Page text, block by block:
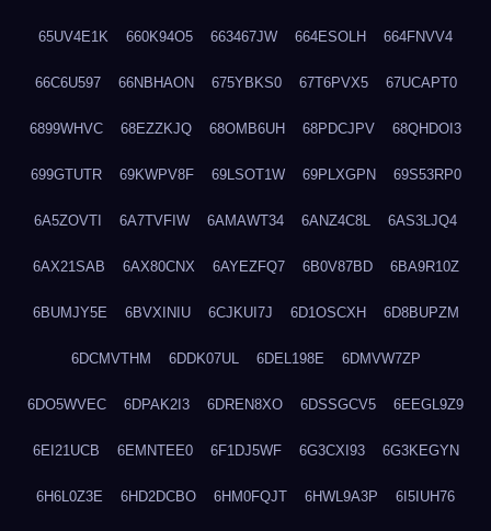
65UV4E1K 660K94O5 663467JW 664ESOLH 664FNVV4
66C6U597 66NBHAON 675YBKS0 67T6PVX5 67UCAPT0
6899WHVC 68EZZKJQ 68OMB6UH 68PDCJPV 68QHDOI3
699GTUTR 69KWPV8F 69LSOT1W 69PLXGPN 69S53RP0
6A5ZOVTI 6A7TVFIW 6AMAWT34 6ANZ4C8L 6AS3LJQ4
6AX21SAB 6AX80CNX 6AYEZFQ7 6B0V87BD 6BA9R10Z
6BUMJY5E 6BVXINIU 6CJKUI7J 6D1OSCXH 6D8BUPZM
6DCMVTHM 6DDK07UL 6DEL198E 6DMVW7ZP
6DO5WVEC 6DPAK2I3 6DREN8XO 6DSSGCV5 6EEGL9Z9
6EI21UCB 6EMNTEE0 6F1DJ5WF 6G3CXI93 6G3KEGYN
6H6L0Z3E 6HD2DCBO 6HM0FQJT 6HWL9A3P 6I5IUH76